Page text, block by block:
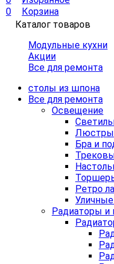
0
Корзина
Каталог товаров
Модульные кухни
Акции
Все для ремонта
столы из шпона
Все для ремонта
Освещение
Люстры
Бра и
Ретро
Радиаторы и